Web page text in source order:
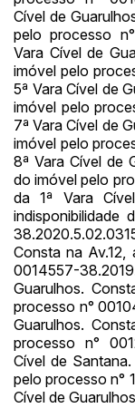
Cível de
pelo processo
Vara Cível de
imóvel pelo
5ª Vara Cível de
imóvel pelo
7ª Vara Cível de
imóvel pelo
8ª Vara Cível de
do imóvel pelo
da 1ª Vara
indisponibilidade
Consta na
0014557-
Guarulhos.
processo n°
Guarulhos.
processo n°
Cível de
pelo processo n°
Cível de